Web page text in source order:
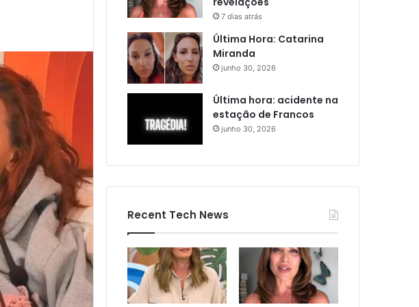
7 dias atrás
Última Hora: Catarina
Miranda
junho 30, 2026
Última hora: acidente na
estação de Francos
junho 30, 2026
Recent Tech News